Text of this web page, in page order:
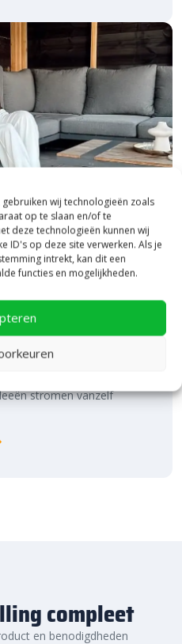
wij technologieën zoals
op te slaan en/of te
deze technologieën kunnen wij
ID's op deze site verwerken. Als je
intrekt, kan dit een
functies en mogelijkheden.
in Heerde,
buiten!
m² experience centre,
in het echt en krijg
stromen vanzelf
compleet
en benodigdheden